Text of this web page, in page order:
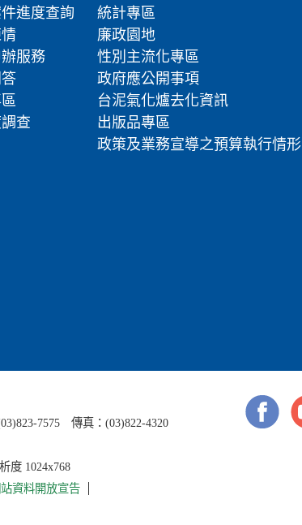
進度查詢
服務
查
統計專區
廉政園地
性別主流化專區
政府應公開事項
台泥氣化爐去化資訊
出版品專區
政策及業務宣導之預算執行情形
7575 傳真：(03)822-4320
度 1024x768
資料開放宣告